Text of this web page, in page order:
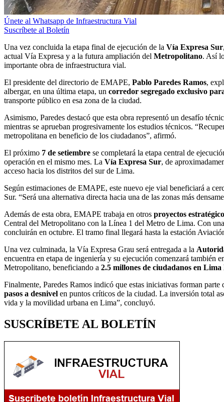
Únete al Whatsapp de Infraestructura Vial
Suscríbete al Boletín
Una vez concluida la etapa final de ejecución de la Vía Expresa Sur
actual Vía Expresa y a la futura ampliación del Metropolitano. Así
importante obra de infraestructura vial.
El presidente del directorio de EMAPE, Pablo Paredes Ramos,
albergar, en una última etapa, un corredor segregado exclusivo
transporte público en esa zona de la ciudad.
Asimismo, Paredes destacó que esta obra representó un desafío
mientras se aprueban progresivamente los estudios técnicos.
metropolitana en beneficio de los ciudadanos”, afirmó.
El próximo 7 de setiembre se completará la etapa central de
operación en el mismo mes. La Vía Expresa Sur, de
acceso hacia los distritos del sur de Lima.
Según estimaciones de EMAPE, este nuevo eje vial beneficiará a
Sur. “Será una alternativa directa hacia una de las zonas más
Además de esta obra, EMAPE trabaja en otros proyectos
Central del Metropolitano con la Línea 1 del Metro de Lima. Con
concluirán en octubre. El tramo final llegará hasta la estación
Una vez culminada, la Vía Expresa Grau será entregada a la
encuentra en etapa de ingeniería y su ejecución comenzará
Metropolitano, beneficiando a 2.5 millones de ciudadanos en
Finalmente, Paredes Ramos indicó que estas iniciativas forman parte
pasos a desnivel en puntos críticos de la ciudad. La inversión total
vida y la movilidad urbana en Lima”, concluyó.
SUSCRÍBETE AL BOLETÍN